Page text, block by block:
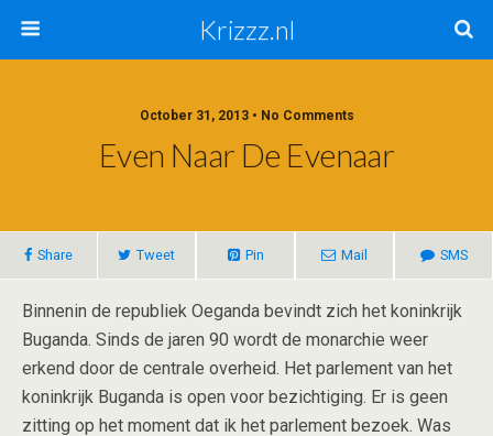
Krizzz.nl
October 31, 2013 • No Comments
Even Naar De Evenaar
Share Tweet Pin Mail SMS
Binnenin de republiek Oeganda bevindt zich het koninkrijk
Buganda. Sinds de jaren 90 wordt de monarchie weer
erkend door de centrale overheid. Het parlement van het
koninkrijk Buganda is open voor bezichtiging. Er is geen
zitting op het moment dat ik het parlement bezoek. Was